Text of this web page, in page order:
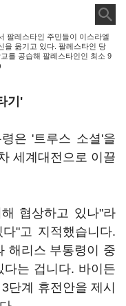
팔레스타인 주민들이 이스라엘
을 옮기고 있다. 팔레스타인 당
를 공습해 팔레스타인인 최소 9
기'
은 '트루스 소셜'을
세계대전으로 이끌
협상하고 있나"라
"고 지적했습니다.
해리스 부통령이 중
는 겁니다. 바이든
단계 휴전안을 제시